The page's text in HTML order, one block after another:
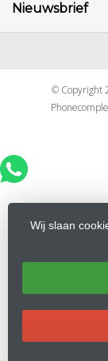
Nieuwsbrief
Wij slaan
© Copyright